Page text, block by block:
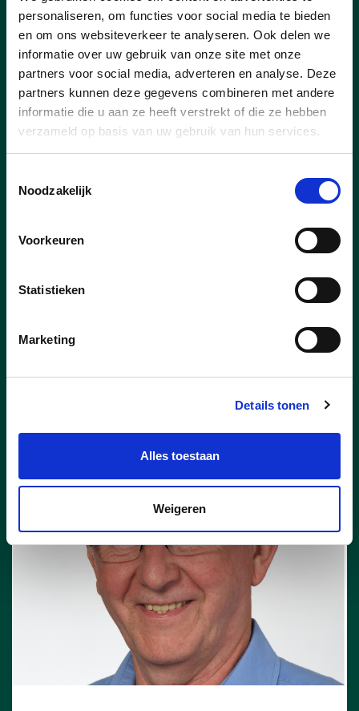
personaliseren, om functies voor social media te bieden
en om ons websiteverkeer te analyseren. Ook delen we
informatie over uw gebruik van onze site met onze
partners voor social media, adverteren en analyse. Deze
partners kunnen deze gegevens combineren met andere
informatie die u aan ze heeft verstrekt of die ze hebben
verzameld op basis van uw gebruik van hun services.
Noodzakelijk
Voorkeuren
Statistieken
Marketing
Details tonen
Alles toestaan
Weigeren
Steek jij onze zangertjes ook
mee een hart onder de
riem? Hang je affiche aan
het raam!
29/12/25
CD&V Lint wenste dit jaar niet alleen elke
exemplaar van de leuke raamaffiche om
driekoningen) een hart onder de riem te
zeker gaan om ze zelf ook een mooi